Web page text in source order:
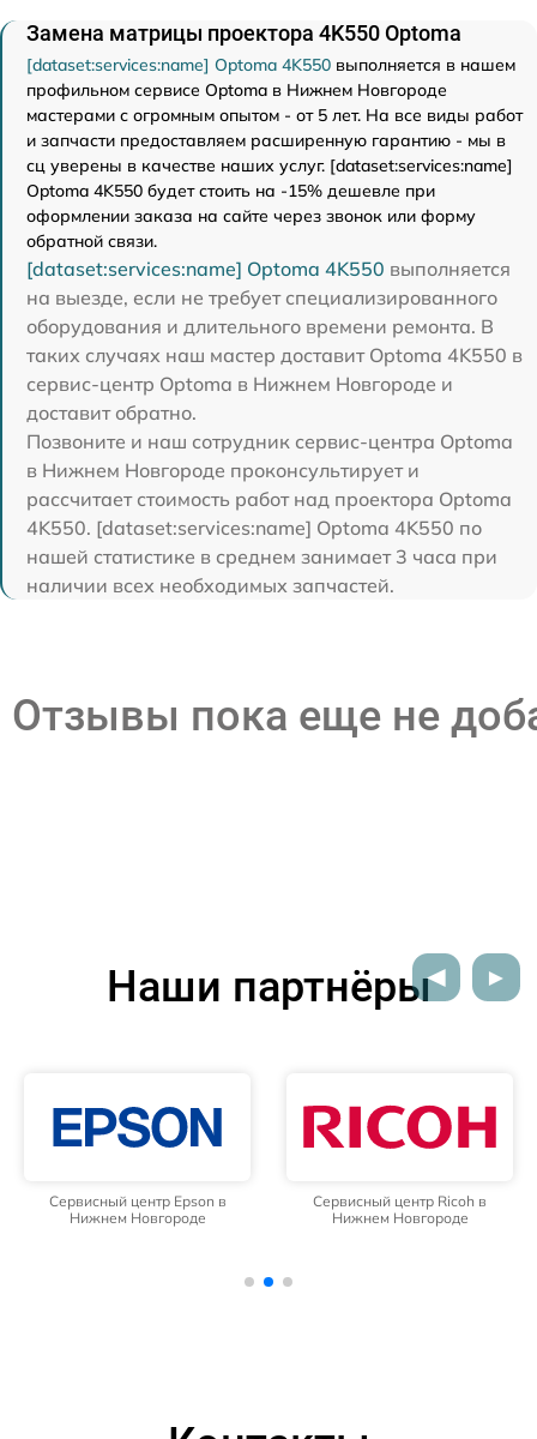
Замена матрицы проектора 4K550 Optoma
[dataset:services:name] Optoma 4K550 выполняется в нашем
профильном сервисе Optoma в Нижнем Новгороде
мастерами с огромным опытом - от 5 лет. На все виды работ
и запчасти предоставляем расширенную гарантию - мы в
сц уверены в качестве наших услуг. [dataset:services:name]
Optoma 4K550 будет стоить на -15% дешевле при
оформлении заказа на сайте через звонок или форму
обратной связи.
[dataset:services:name] Optoma 4K550 выполняется
на выезде, если не требует специализированного
оборудования и длительного времени ремонта. В
таких случаях наш мастер доставит Optoma 4K550 в
сервис-центр Optoma в Нижнем Новгороде и
доставит обратно.
Позвоните и наш сотрудник сервис-центра Optoma
в Нижнем Новгороде проконсультирует и
рассчитает стоимость работ над проектора Optoma
4K550. [dataset:services:name] Optoma 4K550 по
нашей статистике в среднем занимает 3 часа при
наличии всех необходимых запчастей.
Отзывы пока еще не
Наши партнёры
Сервисный центр Epson в
Нижнем Новгороде
Сервисный центр Ricoh в
Нижнем Новгороде